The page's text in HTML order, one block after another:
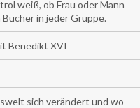
weiß, ob Frau oder Mann
in jeder Gruppe.
Benedikt XVI
sich verändert und wo